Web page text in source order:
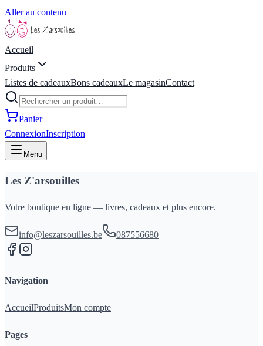
Aller au contenu
Accueil
Produits
Listes de cadeauxBons cadeauxLe magasinContact
Panier
ConnexionInscription
Menu
Les Z'arsouilles
Votre boutique en ligne — livres, cadeaux et plus encore.
info@leszarsouilles.be 087556680
Navigation
AccueilProduitsMon compte
Pages